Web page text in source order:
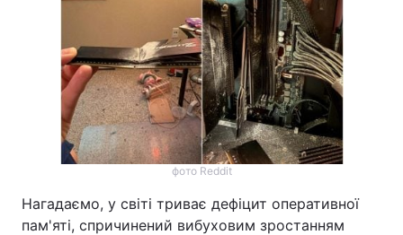
фото Reddit
Нагадаємо, у світі триває дефіцит оперативної
пам'яті, спричинений вибуховим зростанням